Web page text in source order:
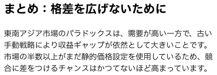
まとめ：格差を広げないために
東南アジア市場のパラドックスは、需要が高い一方で、古い
手動戦略により収益ギャップが依然として大きいことです。
市場の半数以上がまだ静的価格設定を使用しているため、競
合に差をつけるチャンスはかつてないほど高まっています。